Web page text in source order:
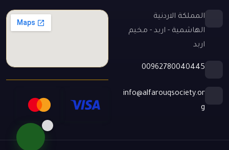
المملكة الاردنية
الهاشمية - اربد - مخيم
اربد
00962780040445
info@alfarouqsociety.or
g